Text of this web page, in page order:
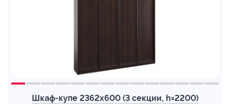
Шкаф-купе 2362х600 (3 секции, h=2200)